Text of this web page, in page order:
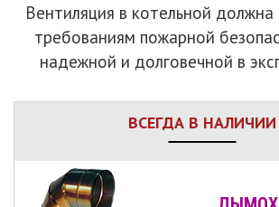
Вентиляция в котельной должна
требованиям пожарной
надежной и долговечной в
ВСЕГДА В НАЛИЧИИ